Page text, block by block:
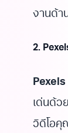
งานด้า
2.
Pexels
เด่นด้ว
วิดีโอคุ